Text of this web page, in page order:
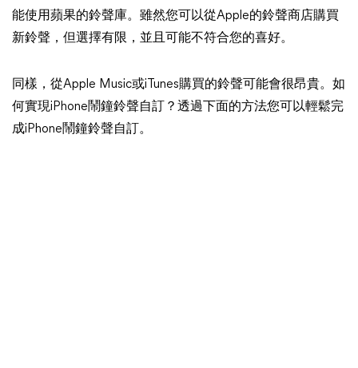
能使用蘋果的鈴聲庫。雖然您可以從Apple的鈴聲商店購買
新鈴聲，但選擇有限，並且可能不符合您的喜好。
同樣，從Apple Music或iTunes購買的鈴聲可能會很昂貴。如
何實現iPhone鬧鐘鈴聲自訂？透過下面的方法您可以輕鬆完
成iPhone鬧鐘鈴聲自訂。